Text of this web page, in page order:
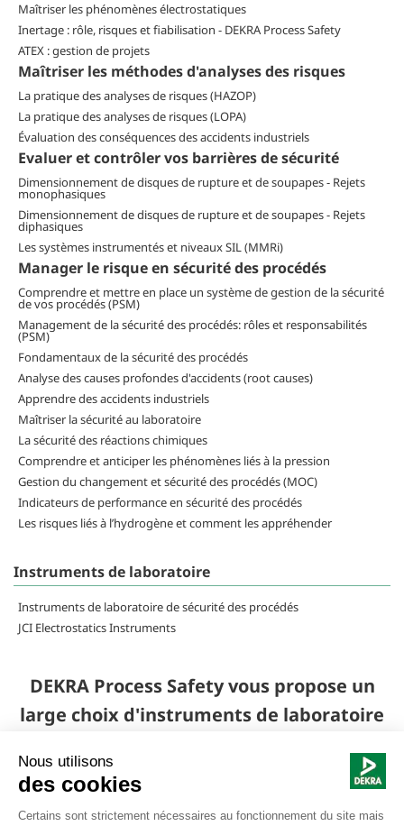
Maîtriser les phénomènes électrostatiques
Inertage : rôle, risques et fiabilisation - DEKRA Process Safety
ATEX : gestion de projets
Maîtriser les méthodes d'analyses des risques
La pratique des analyses de risques (HAZOP)
La pratique des analyses de risques (LOPA)
Évaluation des conséquences des accidents industriels
Evaluer et contrôler vos barrières de sécurité
Dimensionnement de disques de rupture et de soupapes - Rejets
monophasiques
Dimensionnement de disques de rupture et de soupapes - Rejets
diphasiques
Les systèmes instrumentés et niveaux SIL (MMRi)
Manager le risque en sécurité des procédés
Comprendre et mettre en place un système de gestion de la sécurité
de vos procédés (PSM)
Management de la sécurité des procédés: rôles et responsabilités
(PSM)
Fondamentaux de la sécurité des procédés
Analyse des causes profondes d'accidents (root causes)
Apprendre des accidents industriels
Maîtriser la sécurité au laboratoire
La sécurité des réactions chimiques
Comprendre et anticiper les phénomènes liés à la pression
Gestion du changement et sécurité des procédés (MOC)
Indicateurs de performance en sécurité des procédés
Les risques liés à l’hydrogène et comment les appréhender
Instruments de laboratoire
Instruments de laboratoire de sécurité des procédés
JCI Electrostatics Instruments
DEKRA Process Safety vous propose un
large choix d'instruments de laboratoire
sécurité des procédés